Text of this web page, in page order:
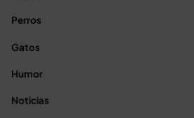
Perros
Gatos
Humor
Noticias